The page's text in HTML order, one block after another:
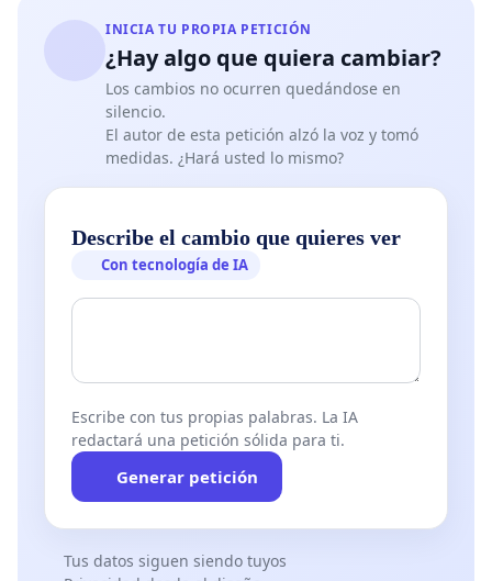
INICIA TU PROPIA PETICIÓN
¿Hay algo que quiera cambiar?
Los cambios no ocurren quedándose en
silencio.
El autor de esta petición alzó la voz y tomó
medidas. ¿Hará usted lo mismo?
Describe el cambio que quieres ver
Con tecnología de IA
Escribe con tus propias palabras. La IA
redactará una petición sólida para ti.
Generar petición
Tus datos siguen siendo tuyos